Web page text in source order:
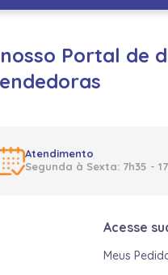
Portal de
Atendimento
Segunda à Sexta: 7h35 -
Acesse
Meus